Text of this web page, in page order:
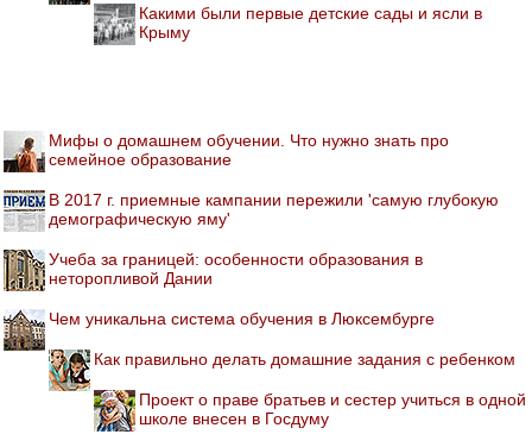
Какими были первые детские сады и ясли в
Крыму
Мифы о домашнем обучении. Что нужно знать про
семейное образование
В 2017 г. приемные кампании пережили 'самую глубокую
демографическую яму'
Учеба за границей: особенности образования в
неторопливой Дании
Чем уникальна система обучения в Люксембурге
Как правильно делать домашние задания с ребенком
Проект о праве братьев и сестер учиться в одной
школе внесен в Госдуму